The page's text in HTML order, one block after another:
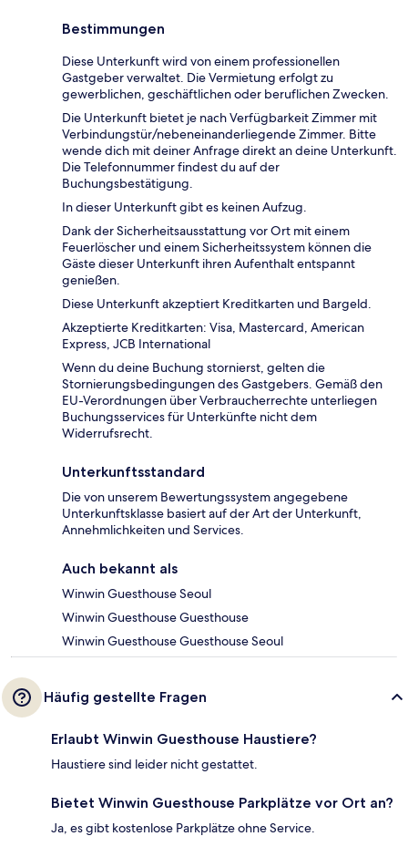
Bestimmungen
Diese Unterkunft wird von einem professionellen
Gastgeber verwaltet. Die Vermietung erfolgt zu
gewerblichen, geschäftlichen oder beruflichen Zwecken.
Die Unterkunft bietet je nach Verfügbarkeit Zimmer mit
Verbindungstür/nebeneinanderliegende Zimmer. Bitte
wende dich mit deiner Anfrage direkt an deine Unterkunft.
Die Telefonnummer findest du auf der
Buchungsbestätigung.
In dieser Unterkunft gibt es keinen Aufzug.
Dank der Sicherheitsausstattung vor Ort mit einem
Feuerlöscher und einem Sicherheitssystem können die
Gäste dieser Unterkunft ihren Aufenthalt entspannt
genießen.
Diese Unterkunft akzeptiert Kreditkarten und Bargeld.
Akzeptierte Kreditkarten: Visa, Mastercard, American
Express, JCB International
Wenn du deine Buchung stornierst, gelten die
Stornierungsbedingungen des Gastgebers. Gemäß den
EU-Verordnungen über Verbraucherrechte unterliegen
Buchungsservices für Unterkünfte nicht dem
Widerrufsrecht.
Unterkunftsstandard
Die von unserem Bewertungssystem angegebene
Unterkunftsklasse basiert auf der Art der Unterkunft,
Annehmlichkeiten und Services.
Auch bekannt als
Winwin Guesthouse Seoul
Winwin Guesthouse Guesthouse
Winwin Guesthouse Guesthouse Seoul
Häufig gestellte Fragen
Erlaubt Winwin Guesthouse Haustiere?
Haustiere sind leider nicht gestattet.
Bietet Winwin Guesthouse Parkplätze vor Ort an?
Ja, es gibt kostenlose Parkplätze ohne Service.